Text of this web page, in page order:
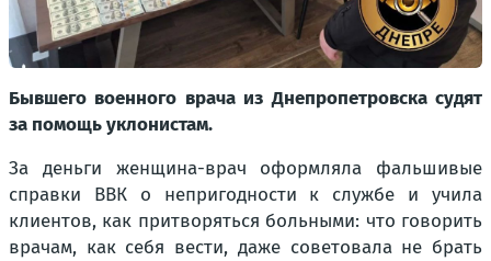
Бывшего военного врача из Днепропетровска судят
за помощь уклонистам.
За деньги женщина-врач оформляла фальшивые
справки ВВК о непригодности к службе и учила
клиентов, как притворяться больными: что говорить
врачам, как себя вести, даже советовала не брать